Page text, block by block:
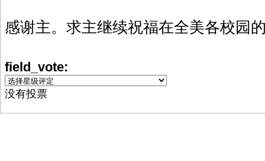
感谢主。求主继续祝福在全美各校园
field_vote:
没有投票